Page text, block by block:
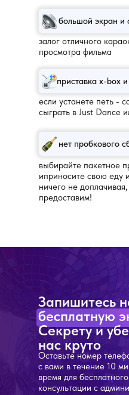
залог отличного
просмотра фильма
если устанете петь -
сыграть в Just Dance
выбирайте пакетное
иприносите свою еду
ничего не
предоставим!
большой экран и
приставка x-box
нет пробкового
Запишитесь
бесплатную
Секрету и
нас круто
Оставьте номер
с вами в течение 10
время для
консультации с